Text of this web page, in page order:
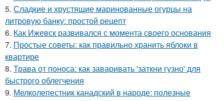
5. Сладкие и хрустящие маринованные огурцы на
литровую банку: простой рецепт
6. Как Ижевск развивался с момента своего основания
7. Простые советы: как правильно хранить яблоки в
квартире
8. Трава от поноса: как заваривать 'заткни гузно' для
быстрого облегчения
9. Мелколепестник канадский в народе: полезные